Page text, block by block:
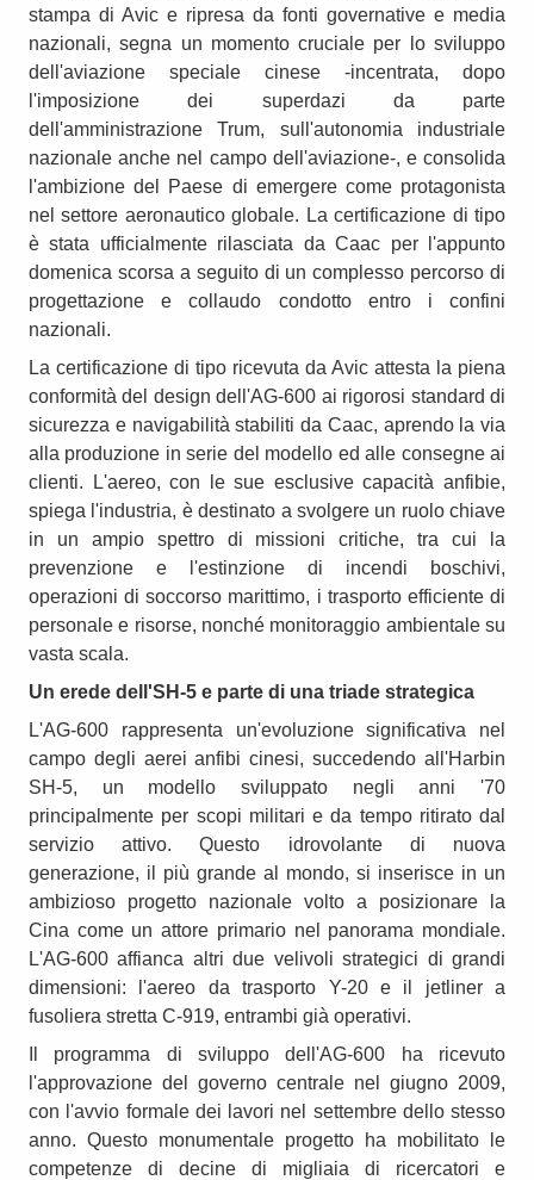
stampa di Avic e ripresa da fonti governative e media
nazionali, segna un momento cruciale per lo sviluppo
dell'aviazione speciale cinese -incentrata, dopo
l'imposizione dei superdazi da parte
dell'amministrazione Trum, sull'autonomia industriale
nazionale anche nel campo dell'aviazione-, e consolida
l'ambizione del Paese di emergere come protagonista
nel settore aeronautico globale. La certificazione di tipo
è stata ufficialmente rilasciata da Caac per l'appunto
domenica scorsa a seguito di un complesso percorso di
progettazione e collaudo condotto entro i confini
nazionali.
La certificazione di tipo ricevuta da Avic attesta la piena
conformità del design dell'AG-600 ai rigorosi standard di
sicurezza e navigabilità stabiliti da Caac, aprendo la via
alla produzione in serie del modello ed alle consegne ai
clienti. L'aereo, con le sue esclusive capacità anfibie,
spiega l'industria, è destinato a svolgere un ruolo chiave
in un ampio spettro di missioni critiche, tra cui la
prevenzione e l'estinzione di incendi boschivi,
operazioni di soccorso marittimo, i trasporto efficiente di
personale e risorse, nonché monitoraggio ambientale su
vasta scala.
Un erede dell'SH-5 e parte di una triade strategica
L'AG-600 rappresenta un'evoluzione significativa nel
campo degli aerei anfibi cinesi, succedendo all'Harbin
SH-5, un modello sviluppato negli anni '70
principalmente per scopi militari e da tempo ritirato dal
servizio attivo. Questo idrovolante di nuova
generazione, il più grande al mondo, si inserisce in un
ambizioso progetto nazionale volto a posizionare la
Cina come un attore primario nel panorama mondiale.
L'AG-600 affianca altri due velivoli strategici di grandi
dimensioni: l'aereo da trasporto Y-20 e il jetliner a
fusoliera stretta C-919, entrambi già operativi.
Il programma di sviluppo dell'AG-600 ha ricevuto
l'approvazione del governo centrale nel giugno 2009,
con l'avvio formale dei lavori nel settembre dello stesso
anno. Questo monumentale progetto ha mobilitato le
competenze di decine di migliaia di ricercatori e